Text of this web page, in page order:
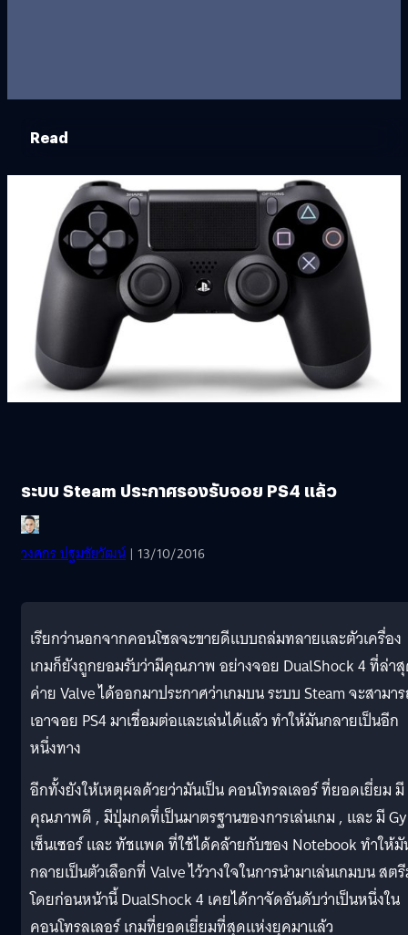
Read
ระบบ Steam ประกาศรองรับจอย PS4 แล้ว
วงศกร ปฐมชัยวัฒน์ | 13/10/2016
เรียกว่านอกจากคอนโซลจะขายดีแบบถล่มทลายและตัวเครื่อง
เกมก็ยังถูกยอมรับว่ามีคุณภาพ อย่างจอย DualShock 4 ที่ล่า
ค่าย Valve ได้ออกมาประกาศว่าเกมบน ระบบ Steam จะสามา
เอาจอย PS4 มาเชื่อมต่อและเล่นได้แล้ว ทำให้มันกลายเป็นอีก
หนึ่งทาง
อีกทั้งยังให้เหตุผลด้วยว่ามันเป็น คอนโทรลเลอร์ ที่ยอดเยี่ยม มี
คุณภาพดี , มีปุ่มกดที่เป็นมาตรฐานของการเล่นเกม , และ มี
เซ็นเซอร์ และ ทัชแพด ที่ใช้ได้คล้ายกับของ Notebook ทำให้
กลายเป็นตัวเลือกที่ Valve ไว้วางใจในการนำมาเล่นเกมบน สต
โดยก่อนหน้านี้ DualShock 4 เคยได้กาจัดอันดับว่าเป็นหนึ่งใน
คอนโทรลเลอร์ เกมที่ยอดเยี่ยมที่สุดแห่งยุคมาแล้ว